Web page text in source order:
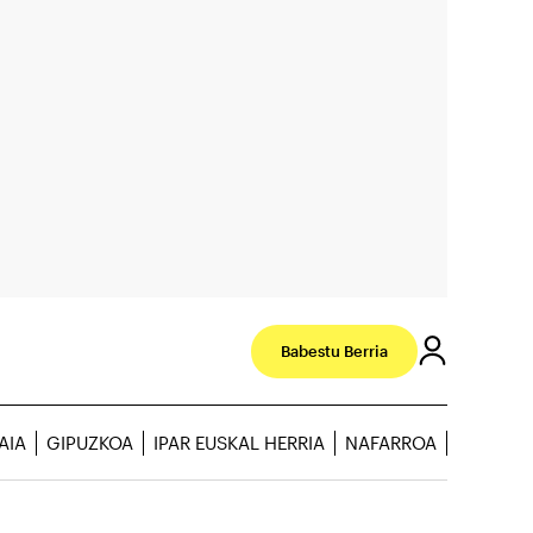
Babestu Berria
GIPUZKOA IPAR EUSKAL HERRIA NAFARROA